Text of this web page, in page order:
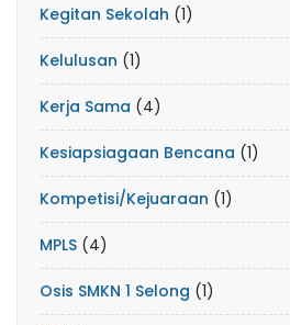
Kegitan Sekolah (1)
Kelulusan (1)
Kerja Sama (4)
Kesiapsiagaan Bencana (1)
Kompetisi/Kejuaraan (1)
MPLS (4)
Osis SMKN 1 Selong (1)